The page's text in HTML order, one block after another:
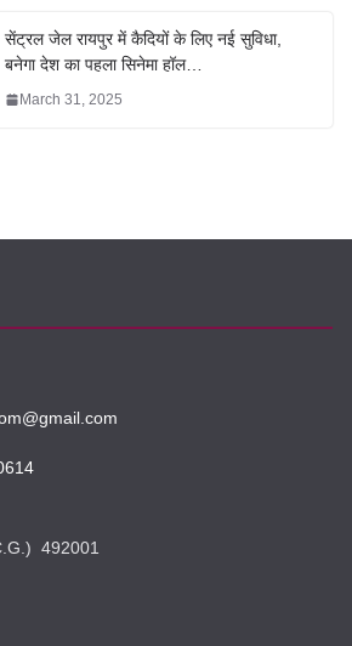
सेंट्रल जेल रायपुर में कैदियों के लिए नई सुविधा,
बनेगा देश का पहला सिनेमा हॉल…
March 31, 2025
492001